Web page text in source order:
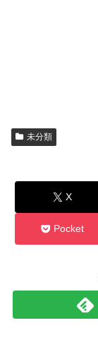
未分類
X
Pocket